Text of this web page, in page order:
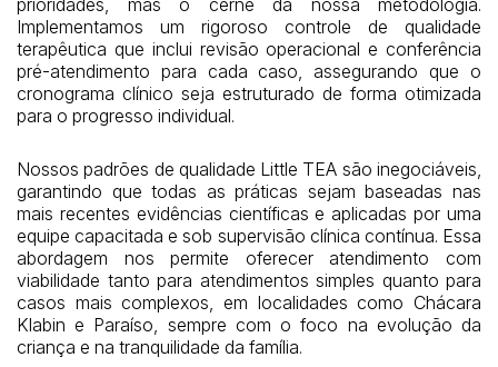
Implementamos um rigoroso controle de qualidade
terapêutica que inclui revisão operacional e conferência
pré-atendimento para cada caso, assegurando que o
cronograma clínico seja estruturado de forma otimizada
para o progresso individual.
Nossos padrões de qualidade Little TEA são inegociáveis,
garantindo que todas as práticas sejam baseadas nas
mais recentes evidências científicas e aplicadas por uma
equipe capacitada e sob supervisão clínica contínua. Essa
abordagem nos permite oferecer atendimento com
viabilidade tanto para atendimentos simples quanto para
casos mais complexos, em localidades como Chácara
Klabin e Paraíso, sempre com o foco na evolução da
criança e na tranquilidade da família.